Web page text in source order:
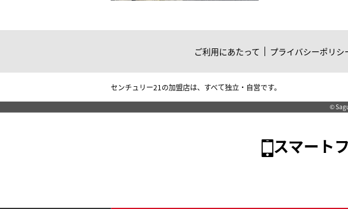
ご利用にあたって プライバシーポリシ
センチュリー21の加盟店は、すべて独立・自営です。
©
スマート